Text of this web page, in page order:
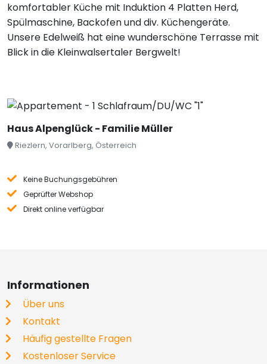
komfortabler Küche mit Induktion 4 Platten Herd,
Spülmaschine, Backofen und div. Küchengeräte.
Unsere Edelweiß hat eine wunderschöne Terrasse mit
Blick in die Kleinwalsertaler Bergwelt!
Haus Alpenglück - Familie Müller
Riezlern, Vorarlberg, Österreich
Keine Buchungsgebühren
Geprüfter Webshop
Direkt online verfügbar
Informationen
Über uns
Kontakt
Häufig gestellte Fragen
Kostenloser Service